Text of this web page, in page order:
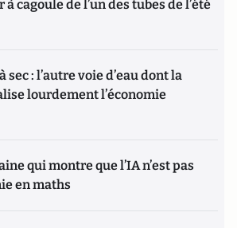
cagoule de l’un des tubes de l’été
sec : l’autre voie d’eau dont la
lourdement l’économie
qui montre que l’IA n’est pas
en maths